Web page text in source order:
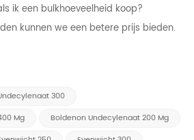
ik een bulkhoeveelheid koop?
kunnen we een betere prijs bieden.
300
Mg
Boldenon Undecylenaat 200 Mg